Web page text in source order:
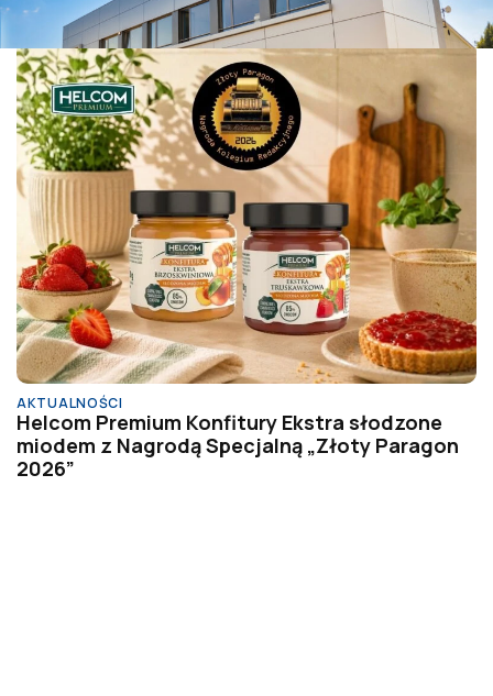
AKTUALNOŚCI
Helcom Premium Konfitury Ekstra słodzone
miodem z Nagrodą Specjalną „Złoty Paragon
2026”